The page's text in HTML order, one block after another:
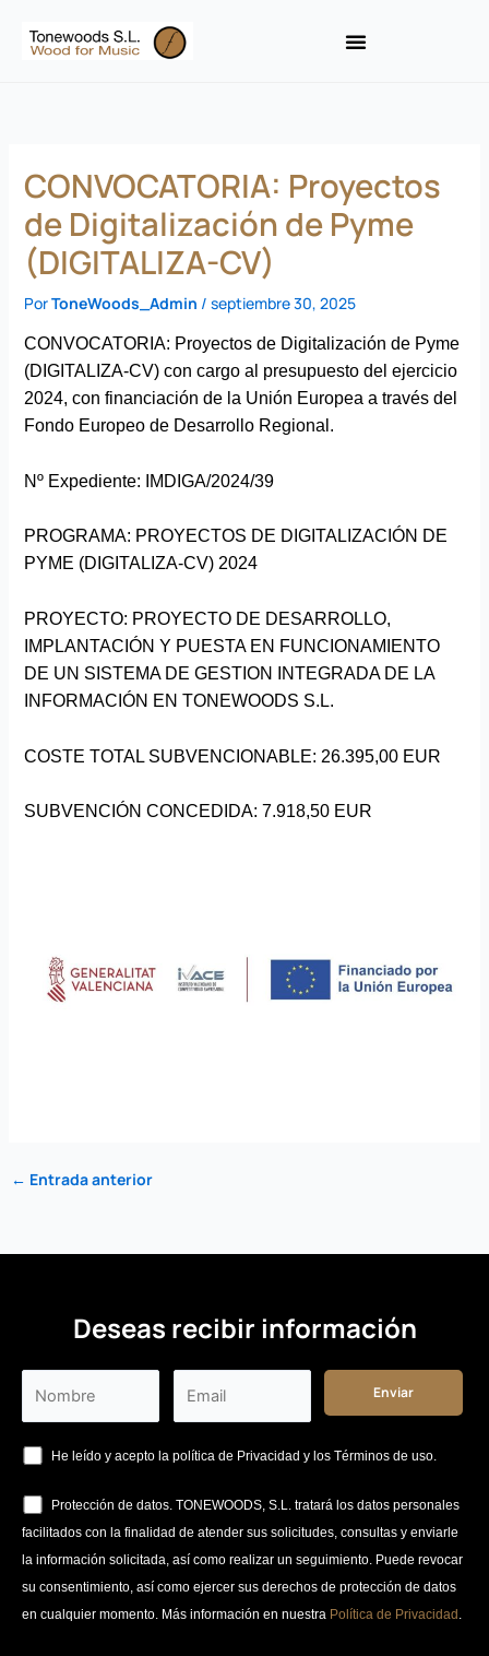
CONVOCATORIA: Proyectos
de Digitalización de Pyme
(DIGITALIZA-CV)
PorToneWoods_Admin / septiembre 30, 2025
CONVOCATORIA: Proyectos de Digitalización de Pyme
(DIGITALIZA-CV) con cargo al presupuesto del ejercicio
2024, con financiación de la Unión Europea a través del
Fondo Europeo de Desarrollo Regional.
Nº Expediente: IMDIGA/2024/39
PROGRAMA: PROYECTOS DE DIGITALIZACIÓN DE
PYME (DIGITALIZA-CV) 2024
PROYECTO: PROYECTO DE DESARROLLO,
IMPLANTACIÓN Y PUESTA EN FUNCIONAMIENTO
DE UN SISTEMA DE GESTION INTEGRADA DE LA
INFORMACIÓN EN TONEWOODS S.L.
COSTE TOTAL SUBVENCIONABLE: 26.395,00 EUR
SUBVENCIÓN CONCEDIDA: 7.918,50 EUR
← Entrada anterior
Deseas recibir información
He leído y acepto la política de Privacidad y los Términos de uso.
Protección de datos. TONEWOODS, S.L. tratará los datos personales
facilitados con la finalidad de atender sus solicitudes, consultas y enviarle
la información solicitada, así como realizar un seguimiento. Puede revocar
su consentimiento, así como ejercer sus derechos de protección de datos
en cualquier momento. Más información en nuestra Política de Privacidad .